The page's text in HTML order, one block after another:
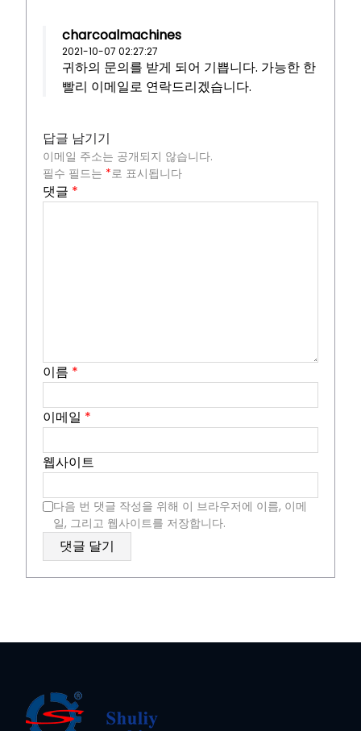
charcoalmachines
2021-10-07 02:27:27
귀하의 문의를 받게 되어 기쁩니다. 가능한 한
빨리 이메일로 연락드리겠습니다.
답글 남기기
이메일 주소는 공개되지 않습니다.
필수 필드는 *로 표시됩니다
댓글 *
이름 *
이메일 *
웹사이트
다음 번 댓글 작성을 위해 이 브라우저에 이름, 이메
일, 그리고 웹사이트를 저장합니다.